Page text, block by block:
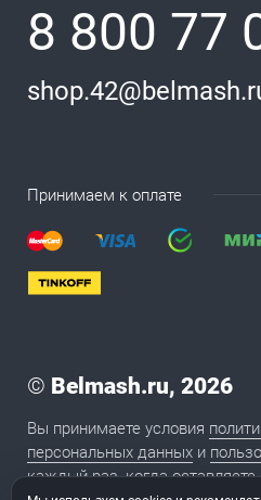
8 800 77
Принимаем к оплате
© Belmash.ru, 2026
Вы принимаете условия
персональных данных и
каждый раз, когда